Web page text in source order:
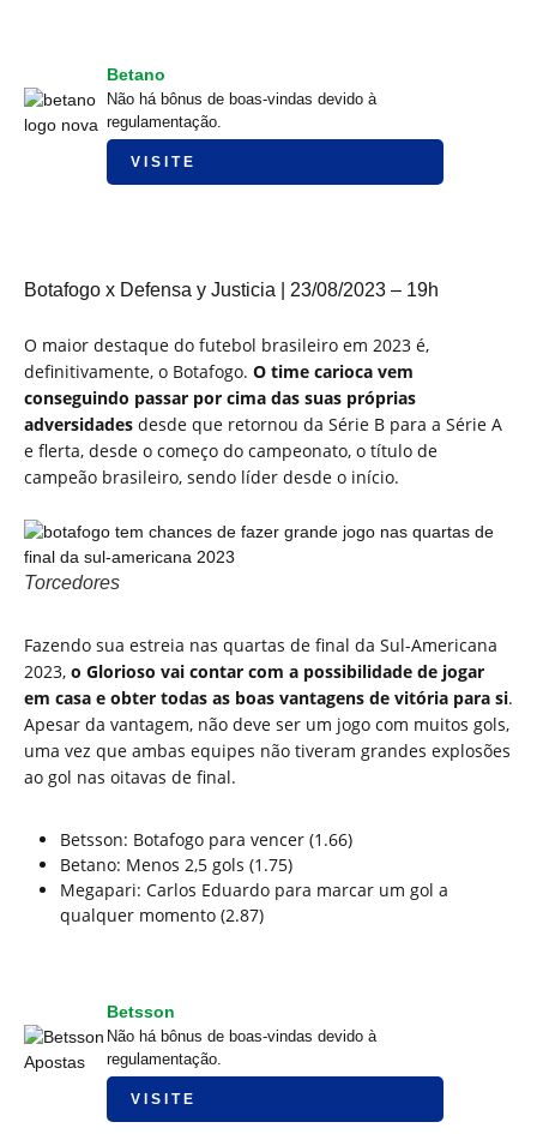
Betano
Não há bônus de boas-vindas devido à
regulamentação.
VISITE
Botafogo x Defensa y Justicia | 23/08/2023 – 19h
O maior destaque do futebol brasileiro em 2023 é,
definitivamente, o Botafogo. O time carioca vem
conseguindo passar por cima das suas próprias
adversidades desde que retornou da Série B para a Série A
e flerta, desde o começo do campeonato, o título de
campeão brasileiro, sendo líder desde o início.
Torcedores
Fazendo sua estreia nas quartas de final da Sul-Americana
2023, o Glorioso vai contar com a possibilidade de jogar
em casa e obter todas as boas vantagens de vitória para si.
Apesar da vantagem, não deve ser um jogo com muitos gols,
uma vez que ambas equipes não tiveram grandes explosões
ao gol nas oitavas de final.
Betsson: Botafogo para vencer (1.66)
Betano: Menos 2,5 gols (1.75)
Megapari: Carlos Eduardo para marcar um gol a
qualquer momento (2.87)
Betsson
Não há bônus de boas-vindas devido à
regulamentação.
VISITE